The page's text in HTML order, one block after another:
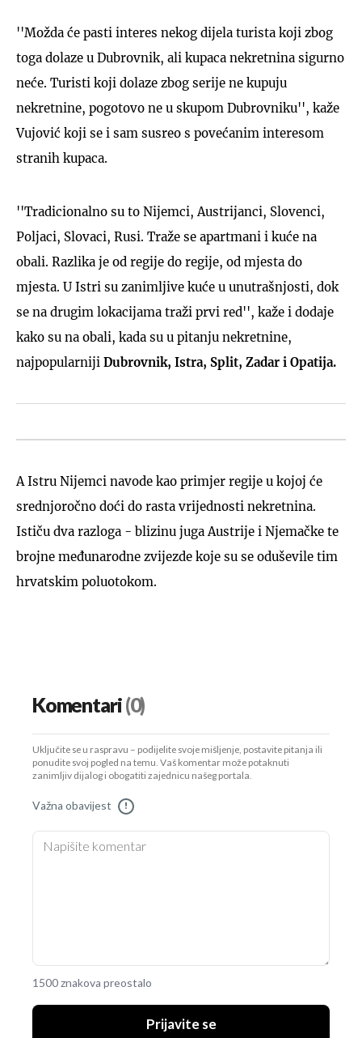
''Možda će pasti interes nekog dijela turista koji zbog
toga dolaze u Dubrovnik, ali kupaca nekretnina sigurno
neće. Turisti koji dolaze zbog serije ne kupuju
nekretnine, pogotovo ne u skupom Dubrovniku'', kaže
Vujović koji se i sam susreo s povećanim interesom
stranih kupaca.
''Tradicionalno su to Nijemci, Austrijanci, Slovenci,
Poljaci, Slovaci, Rusi. Traže se apartmani i kuće na
obali. Razlika je od regije do regije, od mjesta do
mjesta. U Istri su zanimljive kuće u unutrašnjosti, dok
se na drugim lokacijama traži prvi red'', kaže i dodaje
kako su na obali, kada su u pitanju nekretnine,
najpopularniji Dubrovnik, Istra, Split, Zadar i Opatija.
A Istru Nijemci navode kao primjer regije u kojoj će
srednjoročno doći do rasta vrijednosti nekretnina.
Ističu dva razloga - blizinu juga Austrije i Njemačke te
brojne međunarodne zvijezde koje su se oduševile tim
hrvatskim poluotokom.
Komentari(0)
Uključite se u raspravu – podijelite svoje mišljenje, postavite pitanja ili
ponudite svoj pogled na temu. Vaš komentar može potaknuti
zanimljiv dijalog i obogatiti zajednicu našeg portala.
Važna obavijest !
1500 znakova preostalo
Prijavite se